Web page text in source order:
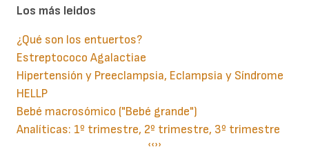
Los más leidos
¿Qué son los entuertos?
Estreptococo Agalactiae
Hipertensión y Preeclampsia, Eclampsia y Síndrome
HELLP
Bebé macrosómico ("Bebé grande")
Analíticas: 1º trimestre, 2º trimestre, 3º trimestre
Página
‹‹Siguiente
››